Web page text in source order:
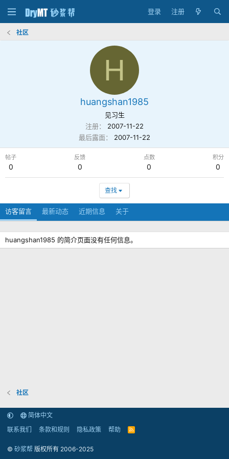
登录 注册
社区
H
huangshan1985
见习生
注册
2007-11-22
最后露面
2007-11-22
帖子
0
反馈
0
点数
0
积分
0
查找
访客留言 最新动态 近期信息 关于
huangshan1985 的简介页面没有任何信息。
社区
简体中文
联系我们
条款和规则 隐私政策 帮助
R
© 砂浆帮 版权所有 2006-2025